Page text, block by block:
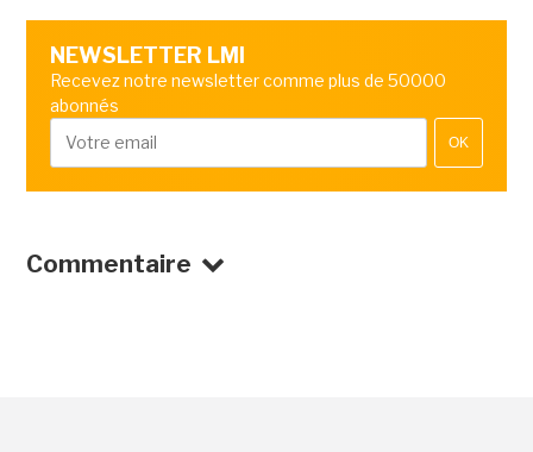
NEWSLETTER LMI
Recevez notre newsletter comme plus de 50000
abonnés
OK
Commentaire